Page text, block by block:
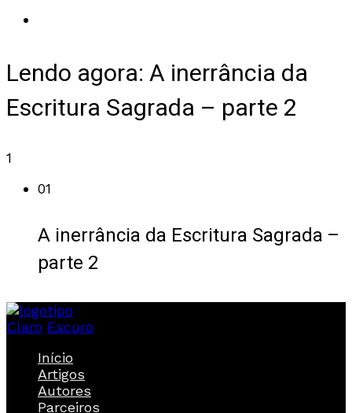
Lendo agora: A inerrância da
Escritura Sagrada – parte 2
1
01
A inerrância da Escritura Sagrada –
parte 2
Claro Escuro
Início
Artigos
Autores
Parceiros